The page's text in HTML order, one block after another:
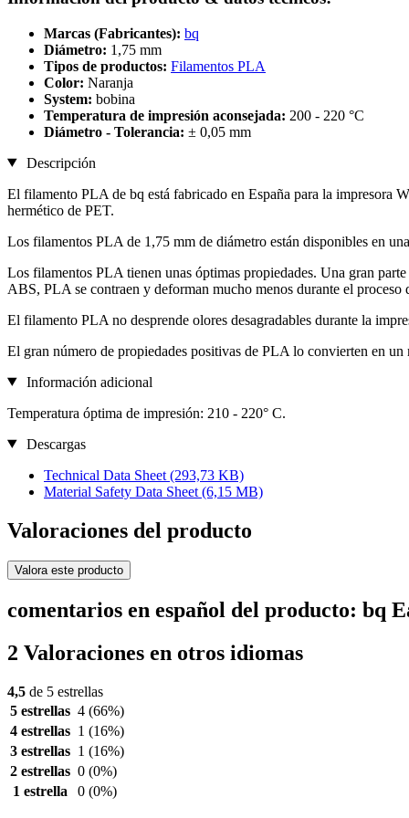
Marcas (Fabricantes): bq
Diámetro: 1,75 mm
Tipos de productos: Filamentos PLA
Color: Naranja
System: bobina
Temperatura de impresión aconsejada: 200 - 220 °C
Diámetro - Tolerancia: ± 0,05 mm
Descripción
El filamento PLA de bq está fabricado en España para la impresora
hermético de PET.
Los filamentos PLA de 1,75 mm de diámetro están disponibles en
Los filamentos PLA tienen unas óptimas propiedades. Una gran
ABS, PLA se contraen y deforman mucho menos durante el
El filamento PLA no desprende olores desagradables durante la
El gran número de propiedades positivas de PLA lo convierten en
Información adicional
Temperatura óptima de impresión: 210 - 220° C.
Descargas
Technical Data Sheet (293,73 KB)
Material Safety Data Sheet (6,15 MB)
Valoraciones del producto
Valora este producto
comentarios en español del producto: bq
2 Valoraciones en otros idiomas
4,5 de 5 estrellas
5 estrellas 4 (66%)
4 estrellas 1 (16%)
3 estrellas 1 (16%)
2 estrellas 0 (0%)
1 estrella
0 (0%)